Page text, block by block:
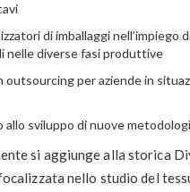
di imballaggi nell’impiego
nelle diverse fasi produttive
per aziende in
sviluppo di nuove
si aggiunge alla storica
nello studio del